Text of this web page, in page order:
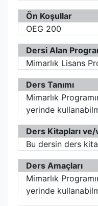
Ön Koşullar
OEG 200
Dersi Alan
Mimarlık Lisans
Ders Tanımı
Mimarlık
yerinde
Ders Kitapları
Bu dersin ders
Ders Amaçları
Mimarlık
yerinde